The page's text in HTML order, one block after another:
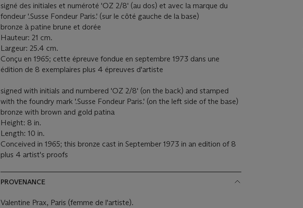
signé des initiales et numéroté 'OZ 2/8' (au dos) et avec la marque du
fondeur '.Susse Fondeur Paris.' (sur le côté gauche de la base)
bronze à patine brune et dorée
Hauteur: 21 cm.
Largeur: 25.4 cm.
Conçu en 1965; cette épreuve fondue en septembre 1973 dans une
édition de 8 exemplaires plus 4 épreuves d'artiste
signed with initials and numbered 'OZ 2/8' (on the back) and stamped
with the foundry mark '.Susse Fondeur Paris.' (on the left side of the base)
bronze with brown and gold patina
Height: 8 in.
Length: 10 in.
Conceived in 1965; this bronze cast in September 1973 in an edition of 8
plus 4 artist's proofs
PROVENANCE
Valentine Prax, Paris (femme de l'artiste).